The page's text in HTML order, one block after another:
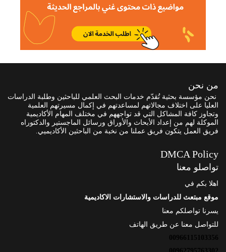
من نحن
نحن مؤسسة بحثية تُقدّم خدمات البحث العلمي للباحثين وطلبة الدراسات
العليا على اختلاف مجالاتهم لمساعدتهم في إكمال مسيرتهم العلمية
وتجاوز كافة المشاكل التي قد تواجههم في مختلف المهام الأكاديمية
الموكلة لهم من إعداد الأبحاث والأوراق ورسائل الماجستير والدكتوراه
فريق العمل يتكون فريق عملنا من نخبة من الباحثين الأكاديميي.
DMCA Policy
تواصلو معنا
اهلا بكم في
موقع مبتعث للدراسات والاستشارات الاكاديمية
يسرنا تواصلكم معنا
للتواصل معنا عن طريق الهاتف
00966115103356